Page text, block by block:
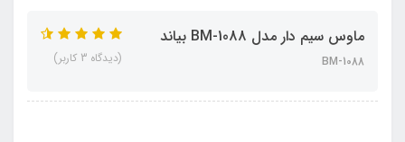
ماوس سیم دار مدل BM-1088 بیاند
BM-1088 (دیدگاه 3 کاربر)